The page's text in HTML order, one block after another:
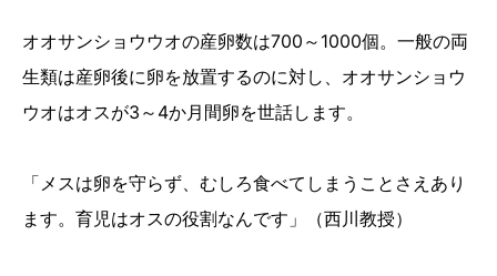
オオサンショウウオの産卵数は700～1000個。一般の両
生類は産卵後に卵を放置するのに対し、オオサンショウ
ウオはオスが3～4か月間卵を世話します。
「メスは卵を守らず、むしろ食べてしまうことさえあり
ます。育児はオスの役割なんです」（西川教授）